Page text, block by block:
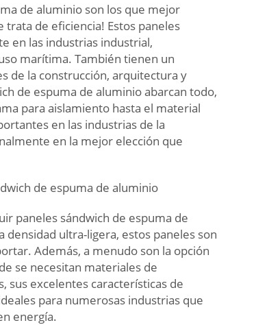
de aluminio son los que mejor
de eficiencia! Estos paneles
en las industrias industrial,
marítima. También tienen un
de la construcción, arquitectura y
de espuma de aluminio abarcan todo,
para aislamiento hasta el material
en las industrias de la
en la mejor elección que
de espuma de aluminio
paneles sándwich de espuma de
ultra-ligera, estos paneles son
Además, a menudo son la opción
se necesitan materiales de
sus excelentes características de
para numerosas industrias que
energía.